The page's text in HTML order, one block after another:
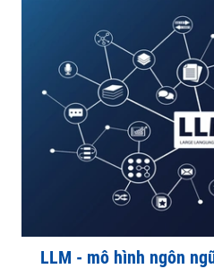
LLM - mô hình ngôn